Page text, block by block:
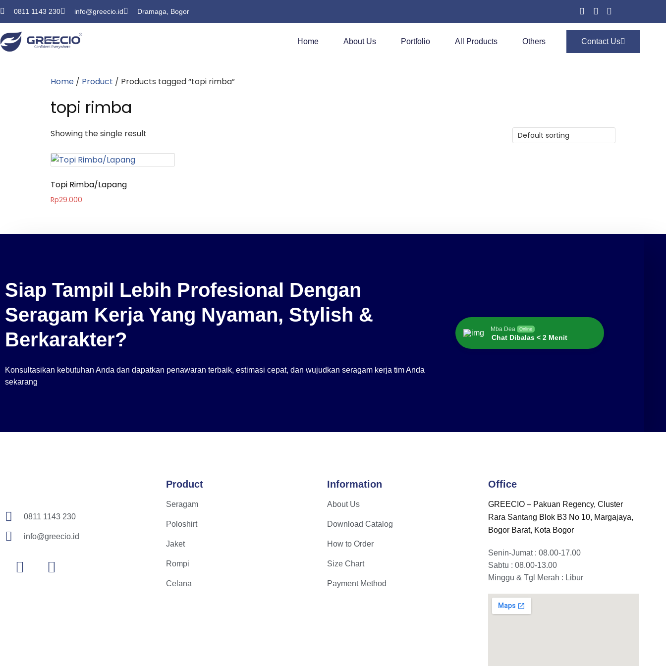
0811 1143 230 info@greecio.id Dramaga, Bogor
Home About Us Portfolio All Products Others Contact Us
Home / Product / Products tagged “topi rimba”
topi rimba
Showing the single result
Topi Rimba/Lapang
Rp29.000
Siap Tampil Lebih Profesional Dengan
Seragam Kerja Yang Nyaman, Stylish &
Berkarakter?
Konsultasikan kebutuhan Anda dan dapatkan penawaran terbaik, estimasi cepat, dan wujudkan seragam kerja tim Anda
sekarang
Mba Dea Online
Chat Dibalas < 2 Menit
0811 1143 230
info@greecio.id
Product
Seragam
Poloshirt
Jaket
Rompi
Celana
Information
About Us
Download Catalog
How to Order
Size Chart
Payment Method
Office
GREECIO – Pakuan Regency, Cluster
Rara Santang Blok B3 No 10, Margajaya,
Bogor Barat, Kota Bogor
Senin-Jumat : 08.00-17.00
Sabtu : 08.00-13.00
Minggu & Tgl Merah : Libur